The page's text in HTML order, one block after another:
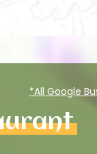
*All Google